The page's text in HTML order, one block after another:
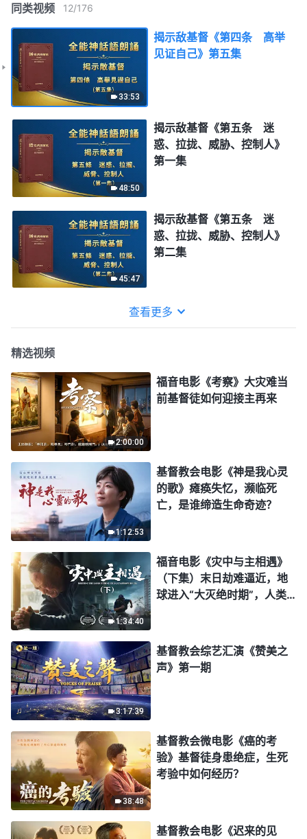
同类视频 12/176
33:53
揭示敌基督《第四条 高举
见证自己》第五集
48:50
揭示敌基督《第五条 迷
惑、拉拢、威胁、控制人》
第一集
45:47
揭示敌基督《第五条 迷
惑、拉拢、威胁、控制人》
第二集
查看更多
精选视频
2:00:00
福音电影《考察》大灾难当
前基督徒如何迎接主再来
1:12:53
基督教会电影《神是我心灵
的歌》瘫痪失忆，濒临死
亡，是谁缔造生命奇迹？
1:34:40
福音电影《灾中与主相遇》
（下集）末日劫难逼近，地
球进入“大灭绝时期”，人类
3:17:39
基督教会综艺汇演《赞美之
声》第一期
38:48
基督教会微电影《癌的考
验》基督徒身患绝症，生死
考验中如何经历？
基督教会电影《迟来的见